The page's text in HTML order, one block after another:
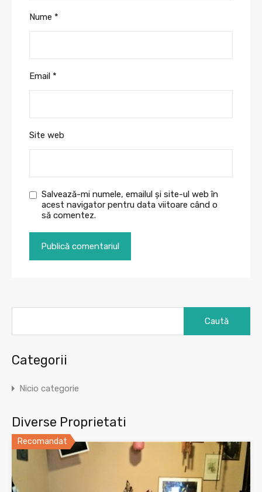
Nume *
Email *
Site web
Salvează-mi numele, emailul și site-ul web în
acest navigator pentru data viitoare când o
să comentez.
Categorii
Nicio categorie
Diverse Proprietati
Recomandat